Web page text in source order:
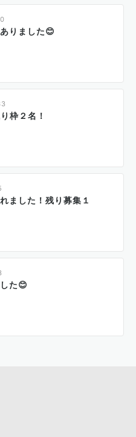
りました😊
枠２名！
ました！残り募集１
た😊